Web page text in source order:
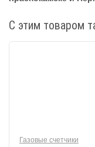
С этим товаром
Газовые счетчики